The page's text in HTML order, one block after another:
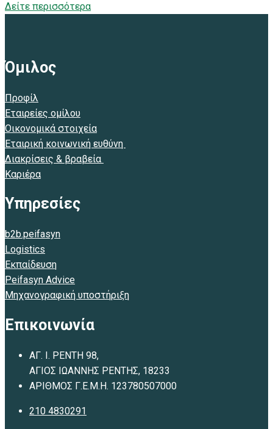
Δείτε περισσότερα
Όμιλος
Προφίλ
Εταιρείες ομίλου
Οικονομικά στοιχεία
Εταιρική κοινωνική ευθύνη
Διακρίσεις & βραβεία
Καριέρα
Υπηρεσίες
b2b.peifasyn
Logistics
Εκπαίδευση
Peifasyn Advice
Μηχανογραφική υποστήριξη
Επικοινωνία
ΑΓ. Ι. ΡΕΝΤΗ 98,
ΑΓΙΟΣ ΙΩΑΝΝΗΣ ΡΕΝΤΗΣ, 18233
ΑΡΙΘΜΟΣ Γ.Ε.Μ.Η. 123780507000
210 4830291